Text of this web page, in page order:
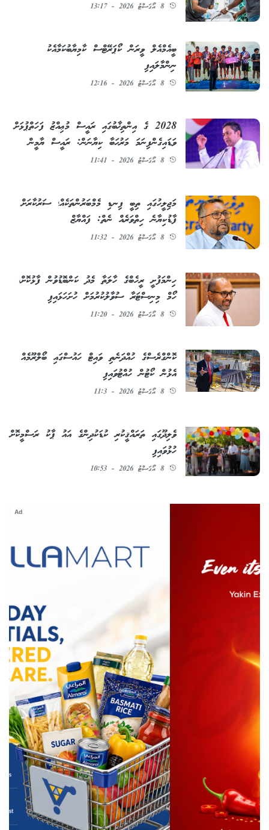
8 އޯގަސްޓު 2026 - 13:17
ބީއެމްއެލް ވީރަން ކޯޕަރޭޓްސް ކާމިޔާބުކަމާއެކު
ނިންމާލައިފި
8 އޯގަސްޓު 2026 - 12:16
2028 ގެ އިންތިޚާބުގައި ރައީސް މުޢިއްޒު ފަހަތްޕުޅަށް
ވަޑައިގެންފިނަމަ މަރުޙަބާ ކިޔާނަން: ރައީސް ޔާމީން
8 އޯގަސްޓު 2026 - 11:41
މަޖިލީހުގައި ތިބީ ފިނޑި މެމްބަރުންތަކެއް؛ ސަރުކާރަށް
ފާޑުކިޔާނެ ހިތްވަރެއް ނެތް: ފައްޔާޒް
8 އޯގަސްޓު 2026 - 11:32
ހިންމަފުށީ ރީހެބްގެ ހާލަތާ މެދު ކަންބޮޑުވުން ފާޅުކޮށް،
ހޯމް މިނިސްޓަރާ ސުވާލުކުރުމަށް ހުށަހަޅައިފި
8 އޯގަސްޓު 2026 - 11:20
ކޮންގްރެސްގެ ހުއްދަނެތި ވައިޓް ހައުސްގައި ބޯލްރޫމެއް
އެޅުން ކޯޓުން ހުއްޓުވައިފި
8 އޯގަސްޓު 2026 - 11:3
ވެލިދޫގައި ތަރައްޤީކުރި ކުޑަކުދިންގެ އައު ޕާކު ރަސްމީކޮށް
ހުޅުވައިފި
8 އޯގަސްޓު 2026 - 10:53
Ad